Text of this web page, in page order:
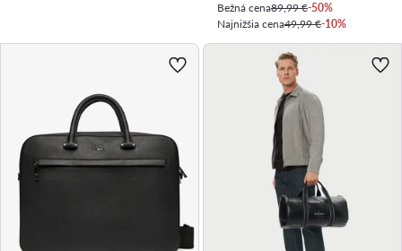
Bežná cena89,99 €-50%
Najnižšia cena49,99 €-10%